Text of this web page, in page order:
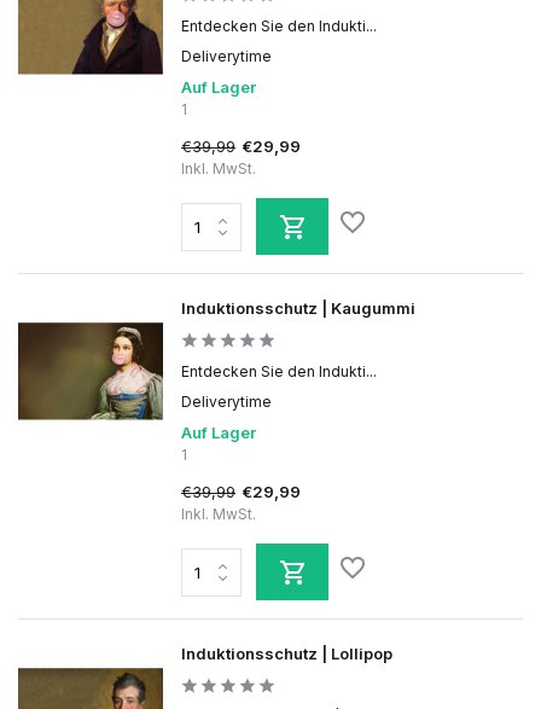
Entdecken Sie den Indukti...
Deliverytime
Auf Lager
1
€39,99 €29,99
Inkl. MwSt.
Induktionsschutz | Kaugummi
Entdecken Sie den Indukti...
Deliverytime
Auf Lager
1
€39,99 €29,99
Inkl. MwSt.
Induktionsschutz | Lollipop